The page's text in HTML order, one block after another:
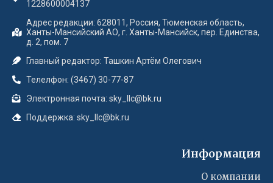
1228600004137
Адрес редакции: 628011, Россия, Тюменская область,
Ханты-Мансийский АО, г. Ханты-Мансийск, пер. Единства,
д. 2, пом. 7
Главный редактор: Ташкин Артём Олегович
Телелфон: (3467) 30-77-87
Электронная почта: sky_llc@bk.ru
Поддержка: sky_llc@bk.ru
Информация
О компании